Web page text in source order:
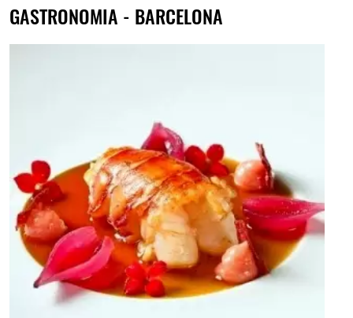
GASTRONOMIA - BARCELONA